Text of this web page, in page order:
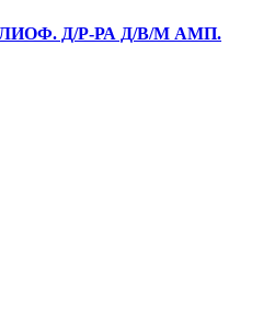
Д/Р-РА Д/В/М АМП.